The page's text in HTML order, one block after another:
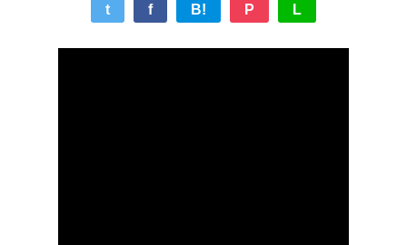
t f B! P L